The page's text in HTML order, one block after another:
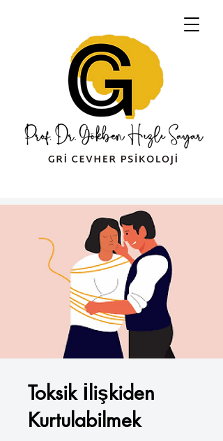
Toksik İlişkiden
Kurtulabilmek